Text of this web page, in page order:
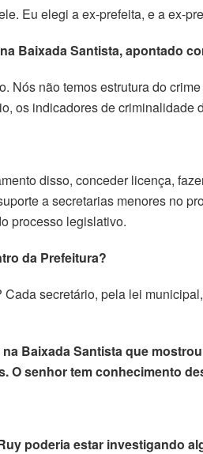
Eu elegi a ex-prefeita, e a ex-
Baixada Santista, apontado
Nós não temos estrutura do
os indicadores de criminalidade
disso, conceder licença,
a secretarias menores no
processo legislativo.
da Prefeitura?
secretário, pela lei
Baixada Santista que
O senhor tem conhecimento
poderia estar investigando